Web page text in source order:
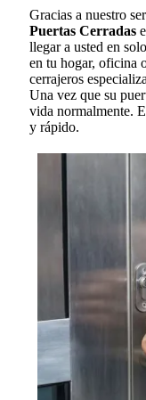
Gracias a nuestro
Puertas Cerradas
llegar a usted en
en tu hogar, oficina
cerrajeros
Una vez que su
vida normalmente.
y rápido.